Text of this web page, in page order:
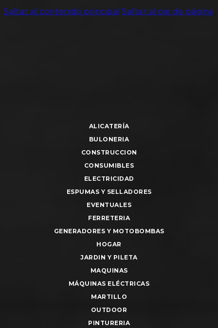
Saltar al contenido principal Saltar al pie de página
ALICATERÍA
BULONERIA
CONSTRUCCION
CONSUMIBLES
ELECTRICIDAD
ESPUMAS Y SELLADORES
EVENTUALES
FERRETERIA
GENERADORES Y MOTOBOMBAS
HOGAR
JARDIN Y PILETA
MAQUINAS
MÁQUINAS ELÉCTRICAS
MARTILLO
OUTDOOR
PINTURERIA